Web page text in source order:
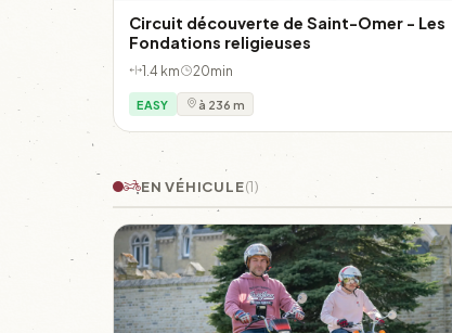
Circuit découverte de Saint-Omer - Les
Fondations religieuses
1.4 km 20min
EASY à 236 m
EN VÉHICULE(1)